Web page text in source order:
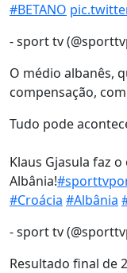
#BETANO
- sport tv
O médio albanês,
compensação,
Tudo pode
Klaus Gjasula faz
Albânia!
#Croácia #Albânia
- sport tv
Resultado final de